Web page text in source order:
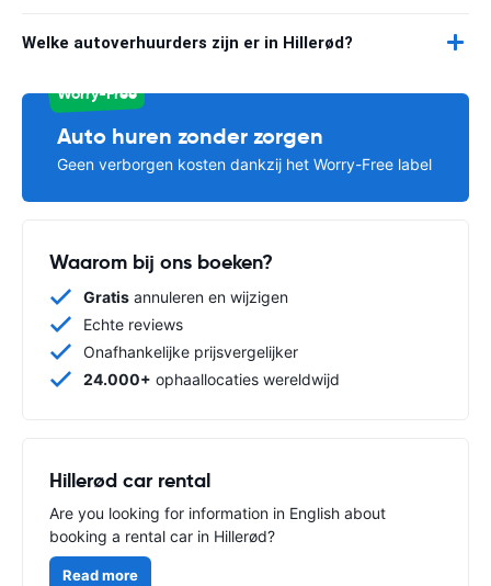
Welke autoverhuurders zijn er in Hillerød?
Worry-Free
Auto huren zonder zorgen
Geen verborgen kosten dankzij het Worry-Free label
Waarom bij ons boeken?
Gratis annuleren en wijzigen
Echte reviews
Onafhankelijke prijsvergelijker
24.000+ ophaallocaties wereldwijd
Hillerød car rental
Are you looking for information in English about
booking a rental car in Hillerød?
Read more